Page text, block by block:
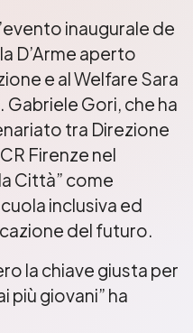
inaugurale de
D’Arme aperto
e al Welfare Sara
Gori, che ha
tra Direzione
Firenze nel
Città” come
inclusiva ed
del futuro.
la chiave giusta per
più giovani” ha